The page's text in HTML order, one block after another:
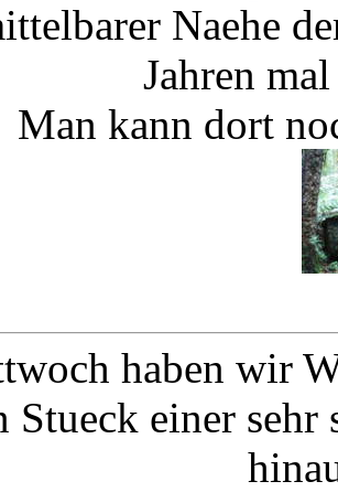
Naehe
Jahren
Man kann dort
haben wir
Stueck einer sehr